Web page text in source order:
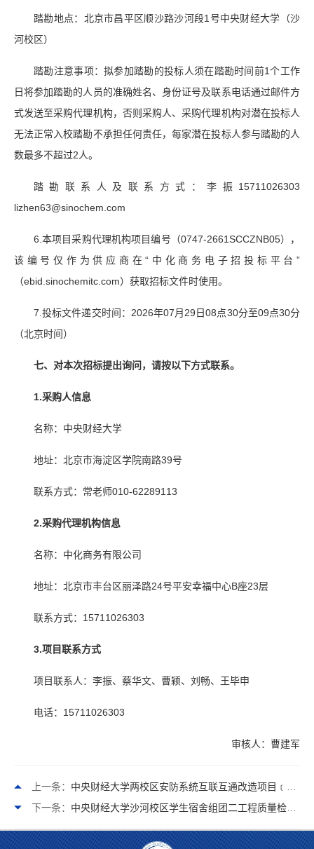
踏勘地点：北京市昌平区顺沙路沙河段1号中央财经大学（沙
河校区）
踏勘注意事项：拟参加踏勘的投标人须在踏勘时间前1个工作
日将参加踏勘的人员的准确姓名、身份证号及联系电话通过邮件方
式发送至采购代理机构，否则采购人、采购代理机构对潜在投标人
无法正常入校踏勘不承担任何责任，每家潜在投标人参与踏勘的人
数最多不超过2人。
踏勘联系人及联系方式：李振15711026303
lizhen63@sinochem.com
6.本项目采购代理机构项目编号（0747-2661SCCZNB05），
该编号仅作为供应商在“中化商务电子招投标平台”
（ebid.sinochemitc.com）获取招标文件时使用。
7.投标文件递交时间：2026年07月29日08点30分至09点30分
（北京时间）
七、 对本次招标提出询问，请按以下方式联系。
1.采购人信息
名称：中央财经大学
地址：北京市海淀区学院南路39号
联系方式：常老师010-62289113
2.采购代理机构信息
名称：中化商务有限公司
地址：北京市丰台区丽泽路24号平安幸福中心B座23层
联系方式：15711026303
3.项目联系方式
项目联系人：李振、蔡华文、曹颖、刘畅、王毕申
电话：15711026303
审核人：曹建军
上一条： 中央财经大学两校区安防系统互联互通改造项目﹝包02：中央财经大学两校区安防系统互联互通改造项目（外网专线接入）﹞中标公告
下一条： 中央财经大学沙河校区学生宿舍组团二工程质量检测服务采购项目中标公告